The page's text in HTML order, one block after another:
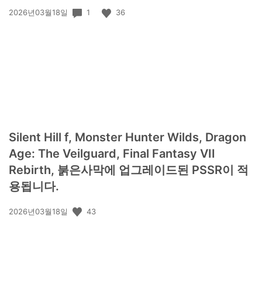
공
2026년03월18일 1 36
Silent Hill f, Monster Hunter Wilds, Dragon
Age: The Veilguard, Final Fantasy VII
Rebirth, 붉은사막에 업그레이드된 PSSR이 적
용됩니다.
공
2026년03월18일 43